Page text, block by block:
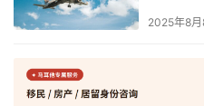
2025年8月